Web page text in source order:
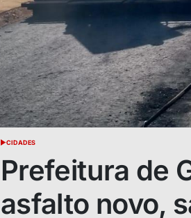
POSTED
CIDADES
Prefeitura de
asfalto novo,